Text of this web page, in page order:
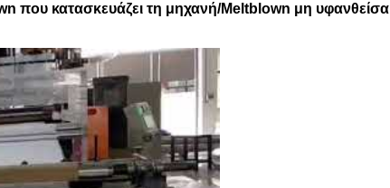
που κατασκευάζει τη μηχανή/Meltblown μη υφανθείσα